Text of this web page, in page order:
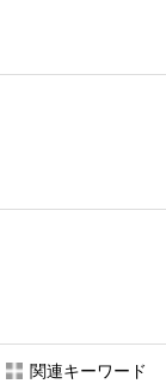
関連キーワード